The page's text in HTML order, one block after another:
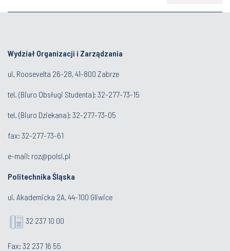
Wydział Organizacji i Zarządzania
ul. Roosevelta 26-28, 41-800 Zabrze
tel. (Biuro Obsługi Studenta): 32-277-73-15
tel. (Biuro Dziekana): 32-277-73-05
fax: 32-277-73-61
e-mail: roz@polsl.pl
Politechnika Śląska
ul. Akademicka 2A, 44-100 Gliwice
32 237 10 00
Fax: 32 237 16 55